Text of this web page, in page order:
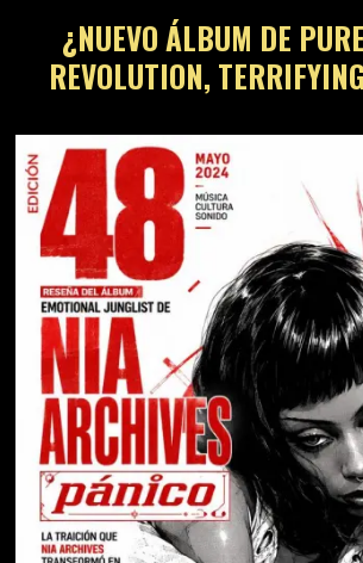
¿NUEVO ÁLBUM DE
REVOLUTION,